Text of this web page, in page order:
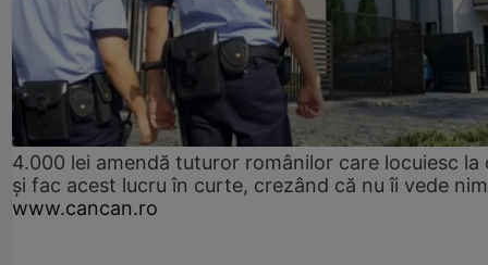
4.000 lei amendă tuturor românilor care locuiesc la
și fac acest lucru în curte, crezând că nu îi vede
www.cancan.ro